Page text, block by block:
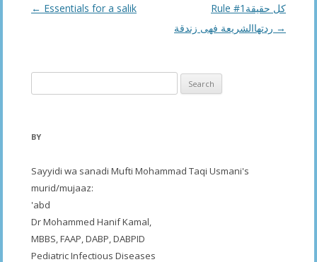
Post
← Essentials for a salik
Rule #1كل حقيقة
→
for:
BY
Sayyidi wa sanadi Mufti Mohammad Taqi Usmani's
murid/mujaaz:
'abd
Dr Mohammed Hanif Kamal,
MBBS, FAAP, DABP, DABPID
Pediatric Infectious Diseases